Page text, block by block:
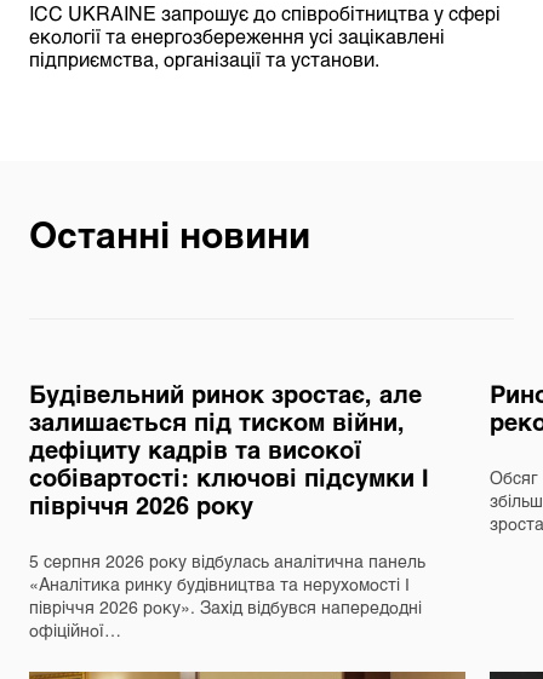
ICC UKRAINE запрошує до співробітництва у сфері
екології та енергозбереження усі зацікавлені
підприємства, організації та установи.
Останні новини
Будівельний ринок зростає, але
залишається під тиском війни,
дефіциту кадрів та високої
собівартості: ключові підсумки І
півріччя 2026 року
5 серпня 2026 року відбулась аналітична панель
«Аналітика ринку будівництва та нерухомості І
півріччя 2026 року». Захід відбувся напередодні
офіційної…
Обсяг